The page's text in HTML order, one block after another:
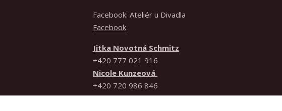
Facebook: Ateliér u Divadla
Facebook
Jitka Novotná Schmitz
+420 777 021 916
Nicole Kunzeová
+420 720 986 846